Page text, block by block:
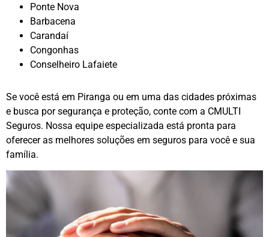
Ponte Nova
Barbacena
Carandaí
Congonhas
Conselheiro Lafaiete
Se você está em Piranga ou em uma das cidades próximas
e busca por segurança e proteção, conte com a CMULTI
Seguros. Nossa equipe especializada está pronta para
oferecer as melhores soluções em seguros para você e sua
família.